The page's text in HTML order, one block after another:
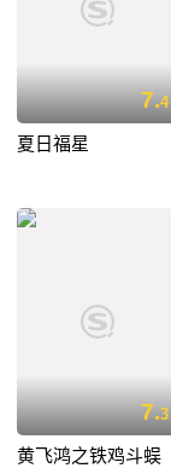
7.4
夏日福星
7.3
黄飞鸿之铁鸡斗蜈